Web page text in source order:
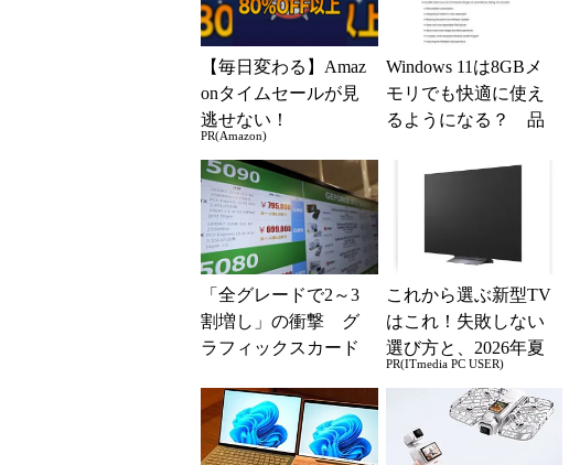
【毎日変わる】Amaz
onタイムセールが見
逃せない！
PR(Amazon)
Windows 11は8GBメ
モリでも快適に使え
るようになる？ 品
と「26H2」に...
「全グレードで2～3
割増し」の衝撃 グ
ラフィックスカード
でアキバの購入制限
が深刻化
これから選ぶ新型TV
はこれ！失敗しない
選び方と、2026年夏
の一押しモデル
PR(ITmedia PC USER)